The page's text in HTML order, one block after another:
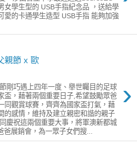
女學生型的 USB手指紀念品 ，送給學
愛的卡通學生造型 USB手指 能夠加強
親節 x 歐
›
剛巧遇上四年一度、舉世矚目的足球
盃，藉著兩個重要日子,希望鼓勵眾爸
同觀賞球賽，齊齊為國家盃打氣，藉
的感情，維持及建立親密和諧的親子
慶祝這兩個重要大事，將軍澳新都城
展銷會，為一眾子女們搜...